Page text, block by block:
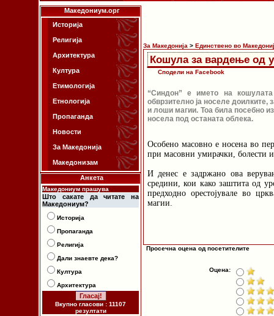
Македониум.орг
Историја
Религија
Архитектура
Култура
Етимологија
Етнологија
Пропаганда
Новости
За Македонија
Македонизам
Анкета
Македониум прашува
Што сакате да читате на
Македониум?
Историја
Пропаганда
Религија
Дали знаевте дека?
Култура
Архитектура
Вкупно гласови : 11107
резултати
За Македонија > Единствено во
Кошула за вардење од
Сподели на Facebook
“Синдон” е името на кошулата
обврзително ја носеле доилките,
и лоши магии. Тоа била посебно
носела под останата облека.
Особено масовно е носена во
при масовни умирачки, болести и
И денес е задржано ова
средини, кои како заштита од
предходно орестојувале во
магии.
Просечна оцена од посетителите
Оцена: